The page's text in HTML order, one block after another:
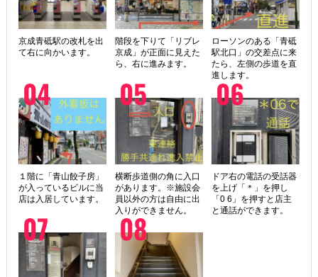
京成青砥駅の改札を出
て右に向かいます。
階段を下りて「リブレ
京成」が正面に見えた
ら、右に進みます。
ローソンのある「青砥
駅北口」の交差点に来
たら、左側の歩道を直
進します。
１階に「青山餃子房」
が入っているビルに当
店は入居しています。
横断歩道側の角に入口
があります。※施設会
員以外の方は自由に出
入りができません。
ドア右の電話の受話器
を上げ「＊」を押し
「0 6」を押すと店主
と通話ができます。